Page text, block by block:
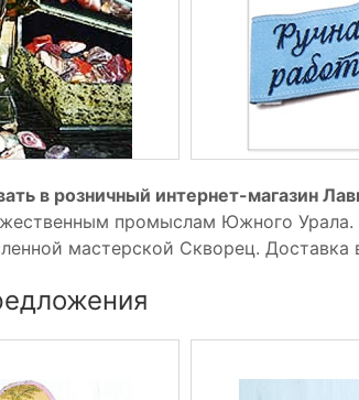
в розничный интернет-магазин
промыслам Южного Урала.
мастерской Скворец. Доставка